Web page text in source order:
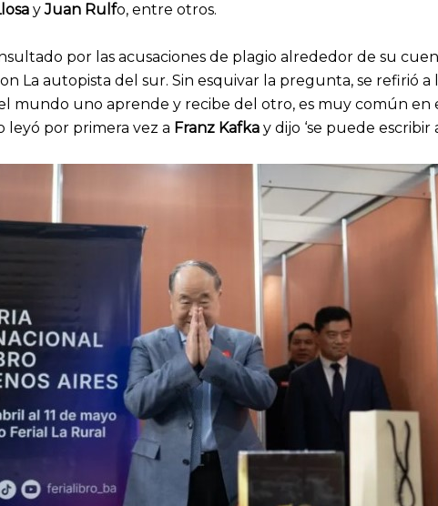
yJuan Rulfo, entre otros.
por las acusaciones de plagio alrededor de su
La autopista del sur. Sin esquivar la pregunta, se refirió
mundo uno aprende y recibe del otro, es muy común
leyó por primera vez a Franz Kafka y dijo ‘se puede escribir